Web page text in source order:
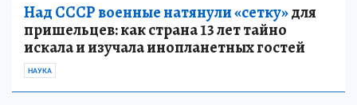
Над СССР военные натянули «сетку»для
пришельцев: как страна 13 лет тайно
искала и изучала инопланетных гостей
НАУКА